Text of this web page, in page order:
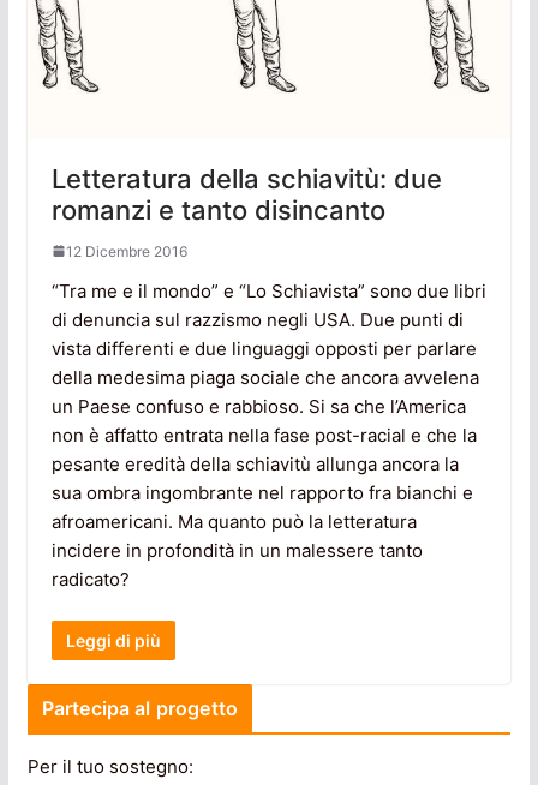
Letteratura della schiavitù: due
romanzi e tanto disincanto
12 Dicembre 2016
“Tra me e il mondo” e “Lo Schiavista” sono due libri
di denuncia sul razzismo negli USA. Due punti di
vista differenti e due linguaggi opposti per parlare
della medesima piaga sociale che ancora avvelena
un Paese confuso e rabbioso. Si sa che l’America
non è affatto entrata nella fase post-racial e che la
pesante eredità della schiavitù allunga ancora la
sua ombra ingombrante nel rapporto fra bianchi e
afroamericani. Ma quanto può la letteratura
incidere in profondità in un malessere tanto
radicato?
Leggi di più
Partecipa al progetto
Per il tuo sostegno: